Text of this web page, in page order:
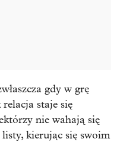
gdy w grę
staje się
nie wahają się
listy, kierując się swoim